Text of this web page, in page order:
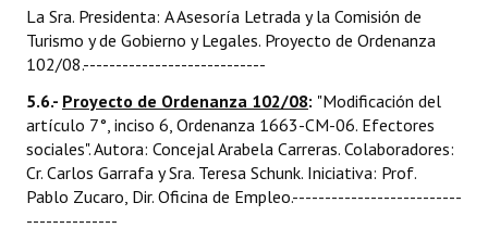
La Sra. Presidenta: A Asesoría Letrada y la Comisión de
Turismo y de Gobierno y Legales. Proyecto de Ordenanza
102/08.----------------------------
5.6.- Proyecto de Ordenanza 102/08: "Modificación del
artículo 7°, inciso 6, Ordenanza 1663-CM-06. Efectores
sociales". Autora: Concejal Arabela Carreras. Colaboradores:
Cr. Carlos Garrafa y Sra. Teresa Schunk. Iniciativa: Prof.
Pablo Zucaro, Dir. Oficina de Empleo.--------------------------
--------------